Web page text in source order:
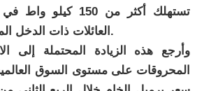
تستهلك أكثر من 150
العائلات ذات الدخل المرتفع، على حد قوله.
وأرجع هذه الزيادة المحتملة إلى
المحروقات على مستوى السوق